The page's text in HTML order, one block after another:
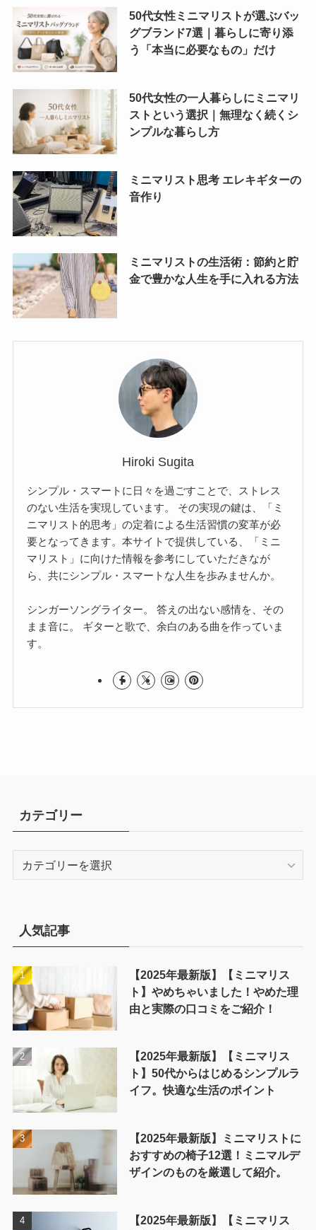
50代女性ミニマリストが選ぶバッ
グブランド7選｜暮らしに寄り添
う「本当に必要なもの」だけ
50代女性の一人暮らしにミニマリ
ストという選択｜無理なく続くシ
ンプルな暮らし方
ミニマリスト思考 エレキギターの
音作り
ミニマリストの生活術：節約と貯
金で豊かな人生を手に入れる方法
Hiroki Sugita
シンプル・スマートに日々を過ごすことで、ストレス
のない生活を実現しています。 その実現の鍵は、「ミ
ニマリスト的思考」の定着による生活習慣の変革が必
要となってきます。本サイトで提供している、「ミニ
マリスト」に向けた情報を参考にしていただきなが
ら、共にシンプル・スマートな人生を歩みませんか。
シンガーソングライター。 答えの出ない感情を、その
まま音に。 ギターと歌で、余白のある曲を作っていま
す。
カテゴリー
人気記事
【2025年最新版】【ミニマリス
ト】やめちゃいました！やめた理
由と実際の口コミをご紹介！
【2025年最新版】【ミニマリス
ト】50代からはじめるシンプルラ
イフ。快適な生活のポイント
【2025年最新版】ミニマリストに
おすすめの椅子12選！ミニマルデ
ザインのものを厳選して紹介。
【2025年最新版】【ミニマリス